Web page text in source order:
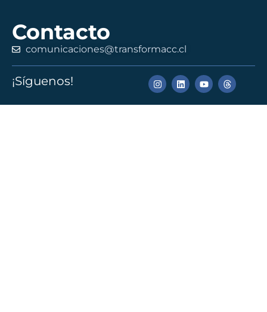
Contacto
comunicaciones@transformacc.cl
¡Síguenos!